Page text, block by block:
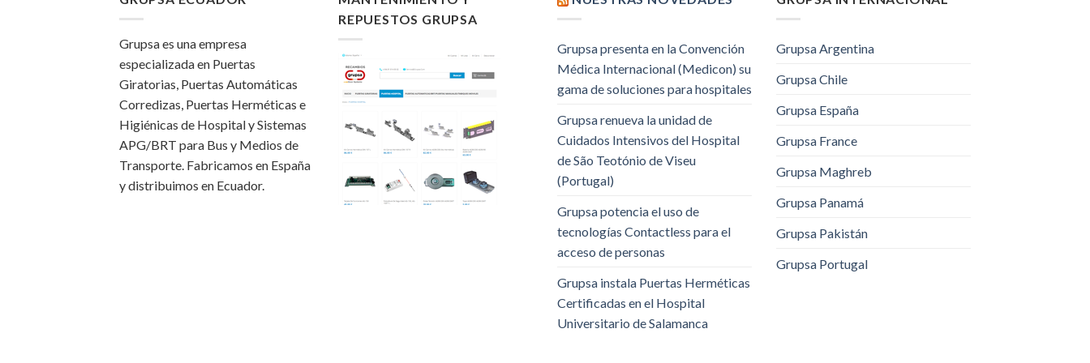
Grupsa es una empresa
especializada en Puertas
Giratorias, Puertas Automáticas
Corredizas, Puertas Herméticas e
Higiénicas de Hospital y Sistemas
APG/BRT para Bus y Medios de
Transporte. Fabricamos en España
y distribuimos en Ecuador.
REPUESTOS GRUPSA
Grupsa presenta en la Convención
Médica Internacional (Medicon) su
gama de soluciones para hospitales
Grupsa renueva la unidad de
Cuidados Intensivos del Hospital
de São Teotónio de Viseu
(Portugal)
Grupsa potencia el uso de
tecnologías Contactless para el
acceso de personas
Grupsa instala Puertas Herméticas
Certificadas en el Hospital
Universitario de Salamanca
Grupsa Argentina
Grupsa Chile
Grupsa España
Grupsa France
Grupsa Maghreb
Grupsa Panamá
Grupsa Pakistán
Grupsa Portugal